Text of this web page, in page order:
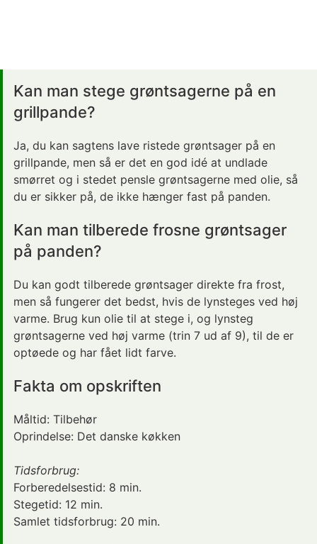
Kan man stege grøntsagerne på en
grillpande?
Ja, du kan sagtens lave ristede grøntsager på en
grillpande, men så er det en god idé at undlade
smørret og i stedet pensle grøntsagerne med olie, så
du er sikker på, de ikke hænger fast på panden.
Kan man tilberede frosne grøntsager
på panden?
Du kan godt tilberede grøntsager direkte fra frost,
men så fungerer det bedst, hvis de lynsteges ved høj
varme. Brug kun olie til at stege i, og lynsteg
grøntsagerne ved høj varme (trin 7 ud af 9), til de er
optøede og har fået lidt farve.
Fakta om opskriften
Måltid: Tilbehør
Oprindelse: Det danske køkken
Tidsforbrug:
Forberedelsestid: 8 min.
Stegetid: 12 min.
Samlet tidsforbrug: 20 min.